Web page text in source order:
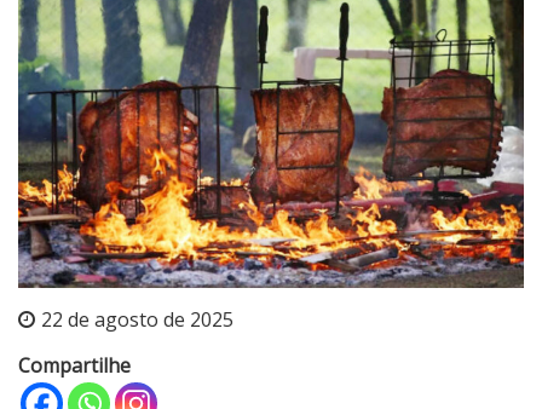
22 de agosto de 2025
Compartilhe